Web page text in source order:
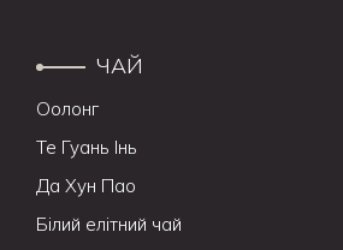
ЧАЙ
Оолонг
Те Гуань Інь
Да Хун Пао
Білий елітний чай